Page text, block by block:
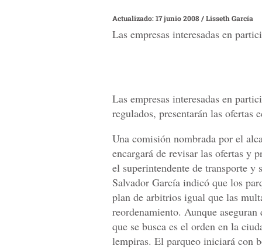
Actualizado: 17 junio 2008/Lisseth García
Las empresas interesadas en
Las empresas interesadas en
regulados, presentarán las ofertas
Una comisión nombrada por el
encargará de revisar las ofertas y
el superintendente de transporte
Salvador García indicó que los
plan de arbitrios igual que las
reordenamiento. Aunque
que se busca es el orden en la
lempiras. El parqueo iniciará con